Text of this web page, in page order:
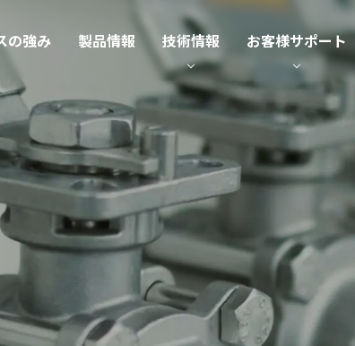
の強み 製品情報 技術情報 お客様サポート